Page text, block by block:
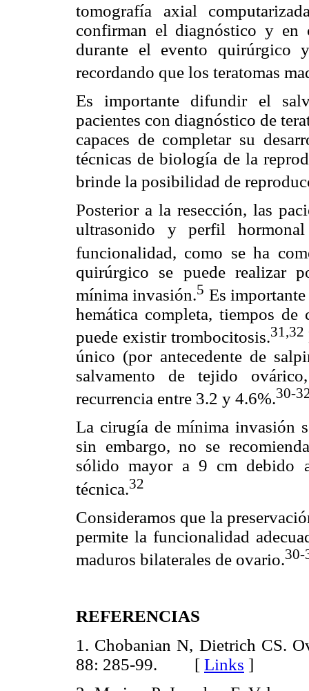
tomografía axial
confirman el diagnóstico y en
durante el evento quirúrgico
recordando que los teratomas
Es importante difundir el
pacientes con diagnóstico de
capaces de completar su
técnicas de biología de la
brinde la posibilidad de
Posterior a la resección, las
ultrasonido y perfil
funcionalidad, como se ha
quirúrgico se puede realizar
mínima invasión.5 Es
hemática completa, tiempos de
puede existir trombocitosis.31,32
único (por antecedente de
salvamento de tejido
recurrencia entre 3.2 y 4.6%.30-
La cirugía de mínima invasión
sin embargo, no se
sólido mayor a 9 cm debido
técnica.32
Consideramos que la
permite la funcionalidad
maduros bilaterales de ovario.30-
REFERENCIAS
1. Chobanian N, Dietrich CS.
88: 285-99. [ Links ]